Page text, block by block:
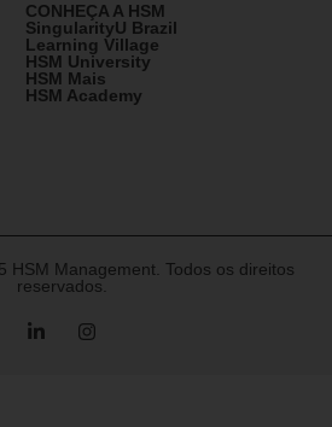
CONHEÇA A HSM
SingularityU Brazil
Learning Village
HSM University
HSM Mais
HSM Academy
HSM Management. Todos os direitos
reservados.